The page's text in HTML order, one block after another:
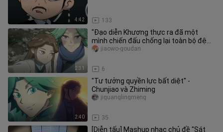
4:42 133
2:31
"Đạo diễn Khương thực ra đã một
mình chiến đấu chống lại toàn bộ đệ
tử Thiên Liên giáo vì Chiya."
6
jiaowo-goudan
2:40
"Tư tưởng quyền lực bất diệt" -
Chunjiao và Zhiming
35
jiguanglingmeng
[Diễn tấu] Mashup nhạc chủ đề "Sát